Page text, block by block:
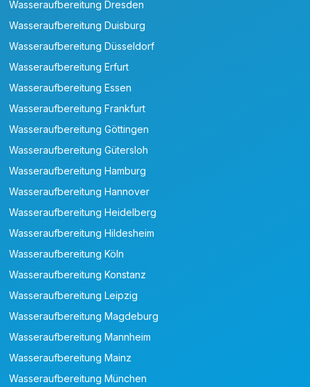
Wasseraufbereitung Dresden
Wasseraufbereitung Duisburg
Wasseraufbereitung Düsseldorf
Wasseraufbereitung Erfurt
Wasseraufbereitung Essen
Wasseraufbereitung Frankfurt
Wasseraufbereitung Göttingen
Wasseraufbereitung Gütersloh
Wasseraufbereitung Hamburg
Wasseraufbereitung Hannover
Wasseraufbereitung Heidelberg
Wasseraufbereitung Hildesheim
Wasseraufbereitung Köln
Wasseraufbereitung Konstanz
Wasseraufbereitung Leipzig
Wasseraufbereitung Magdeburg
Wasseraufbereitung Mannheim
Wasseraufbereitung Mainz
Wasseraufbereitung München